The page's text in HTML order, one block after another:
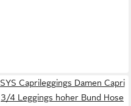
SYS Caprileggings Damen Capri
3/4 Leggings hoher Bund Hose